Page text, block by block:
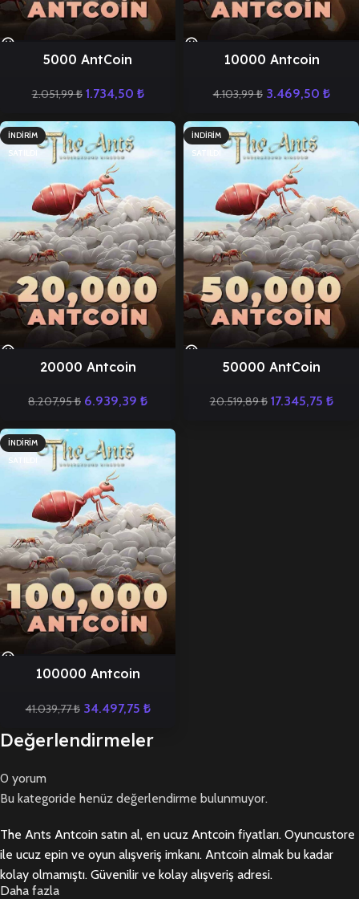
5000 AntCoin
2.051,99₺ 1.734,50 ₺
10000 Antcoin
4.103,99₺ 3.469,50 ₺
İNDIRIM
SATILDI
20000 Antcoin
8.207,95₺ 6.939,39 ₺
İNDIRIM
SATILDI
50000 AntCoin
20.519,89₺ 17.345,75 ₺
İNDIRIM
SATILDI
100000 Antcoin
41.039,77₺ 34.497,75 ₺
Değerlendirmeler
0 yorum
Bu kategoride henüz değerlendirme bulunmuyor.
The Ants Antcoin satın al, en ucuz Antcoin fiyatları. Oyuncustore
ile ucuz epin ve oyun alışveriş imkanı. Antcoin almak bu kadar
kolay olmamıştı. Güvenilir ve kolay alışveriş adresi.
Daha fazla